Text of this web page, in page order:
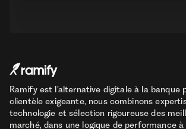
Ramify est l’alternative digitale à la banque
clientèle exigeante, nous combinons
technologie et sélection rigoureuse des
marché, dans une logique de performance